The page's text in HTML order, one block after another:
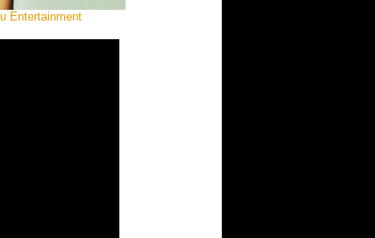
Entertainment